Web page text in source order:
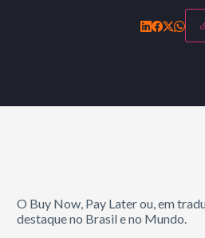
O Buy Now, Pay Later ou, em
destaque no Brasil e no Mundo.